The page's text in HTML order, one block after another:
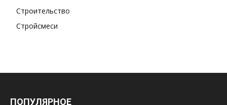
Строительство
Стройсмеси
ПОПУЛЯРНОЕ